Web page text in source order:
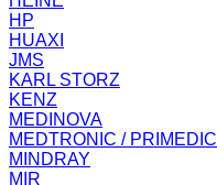
HP
HUAXI
JMS
KARL STORZ
KENZ
MEDINOVA
MEDTRONIC / PRIMEDIC
MINDRAY
MIR